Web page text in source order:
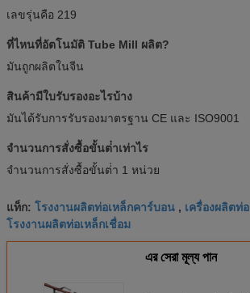
เลขรุ่นคือ 219
ที่ไหนที่อัตโนมัติ Tube Mill ผลิต?
มันถูกผลิตในจีน
สินค้ามีใบรับรองอะไรบ้าง
มันได้รับการรับรองมาตรฐาน CE และ ISO9001
จํานวนการสั่งซื้อขั้นต่ําเท่าไร
จํานวนการสั่งซื้อขั้นต่ํา 1 หน่วย
แท็ก: โรงงานผลิตท่อเหล็กคาร์บอน , เครื่องผลิตท่อ
โรงงานผลิตท่อเหล็กเชื่อม
এর সেরা মূল্য পান